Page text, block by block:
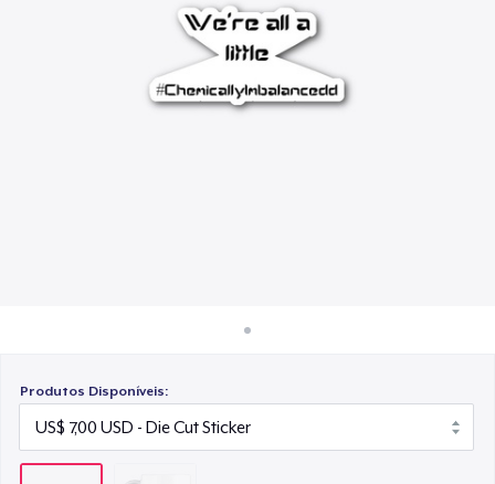
Venda em todo lugar
Venda qualquer coisa
Produtos Disponíveis: